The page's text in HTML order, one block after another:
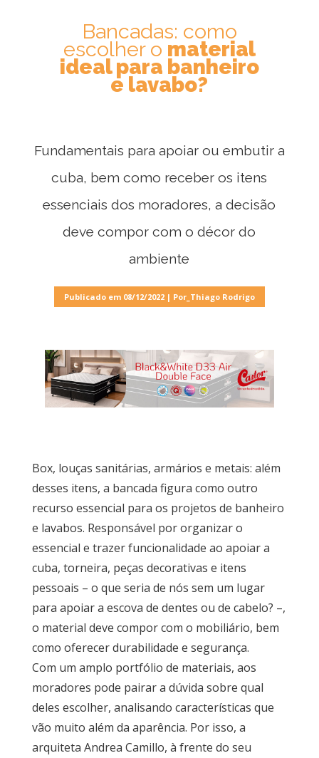
Cozinhas
Lavanderia
Quarto
dentro
Móvel
Novidades
Móveis
Bancadas: como
escolher o material
ideal para banheiro
e lavabo?
Fundamentais para apoiar ou embutir a
cuba, bem como receber os itens
essenciais dos moradores, a decisão
deve compor com o décor do
ambiente
Publicado em 08/12/2022 | Por_Thiago Rodrigo
Box, louças sanitárias, armários e metais: além
desses itens, a bancada figura como outro
recurso essencial para os projetos de banheiro
e lavabos. Responsável por organizar o
essencial e trazer funcionalidade ao apoiar a
cuba, torneira, peças decorativas e itens
pessoais – o que seria de nós sem um lugar
para apoiar a escova de dentes ou de cabelo? –,
o material deve compor com o mobiliário, bem
como oferecer durabilidade e segurança.
Com um amplo portfólio de materiais, aos
moradores pode pairar a dúvida sobre qual
deles escolher, analisando características que
vão muito além da aparência. Por isso, a
arquiteta Andrea Camillo, à frente do seu